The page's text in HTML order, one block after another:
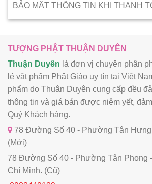
BẢO MẬT THÔNG TIN KHI THANH
TƯỢNG PHẬT THUẬN DUYÊN
Thuận Duyên là đơn vị chuyên phân
lẻ vật phẩm Phật Giáo uy tín tại Việt
phẩm do Thuận Duyên cung cấp đều
thông tin và giá bán được niêm yết,
Quý Khách hàng.
78 Đường Số 40 - Phường Tân Hưng
(Mới)
78 Đường Số 40 - Phường Tân Phong
Chí Minh. (Cũ)